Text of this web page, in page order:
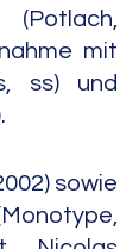
mit
ss) und
sowie